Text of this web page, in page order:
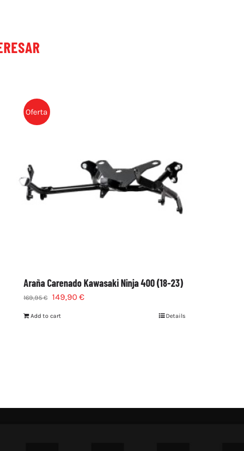
Oferta
Araña Carenado Kawasaki Ninja 400 (18-23)
169,95€ 149,90 €
Add to cart Details